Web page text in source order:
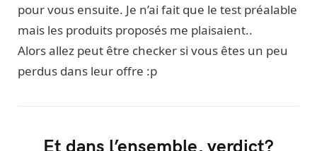
pour vous ensuite. Je n’ai fait que le test préalable
mais les produits proposés me plaisaient..
Alors allez peut être checker si vous êtes un peu
perdus dans leur offre :p
Et dans l’ensemble, verdict?